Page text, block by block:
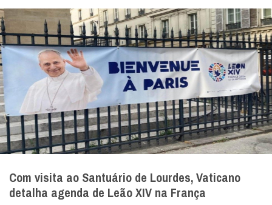
Com visita ao Santuário de Lourdes, Vaticano
detalha agenda de Leão XIV na França